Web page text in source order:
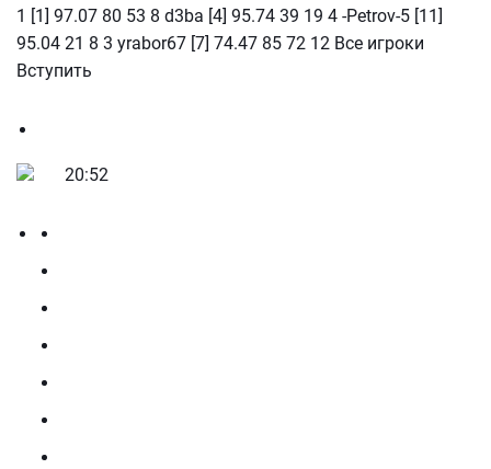
1 [1] 97.07 80 53 8 d3ba [4] 95.74 39 19 4 -Petrov-5 [11]
95.04 21 8 3 yrabor67 [7] 74.47 85 72 12 Все игроки
Вступить
20:52